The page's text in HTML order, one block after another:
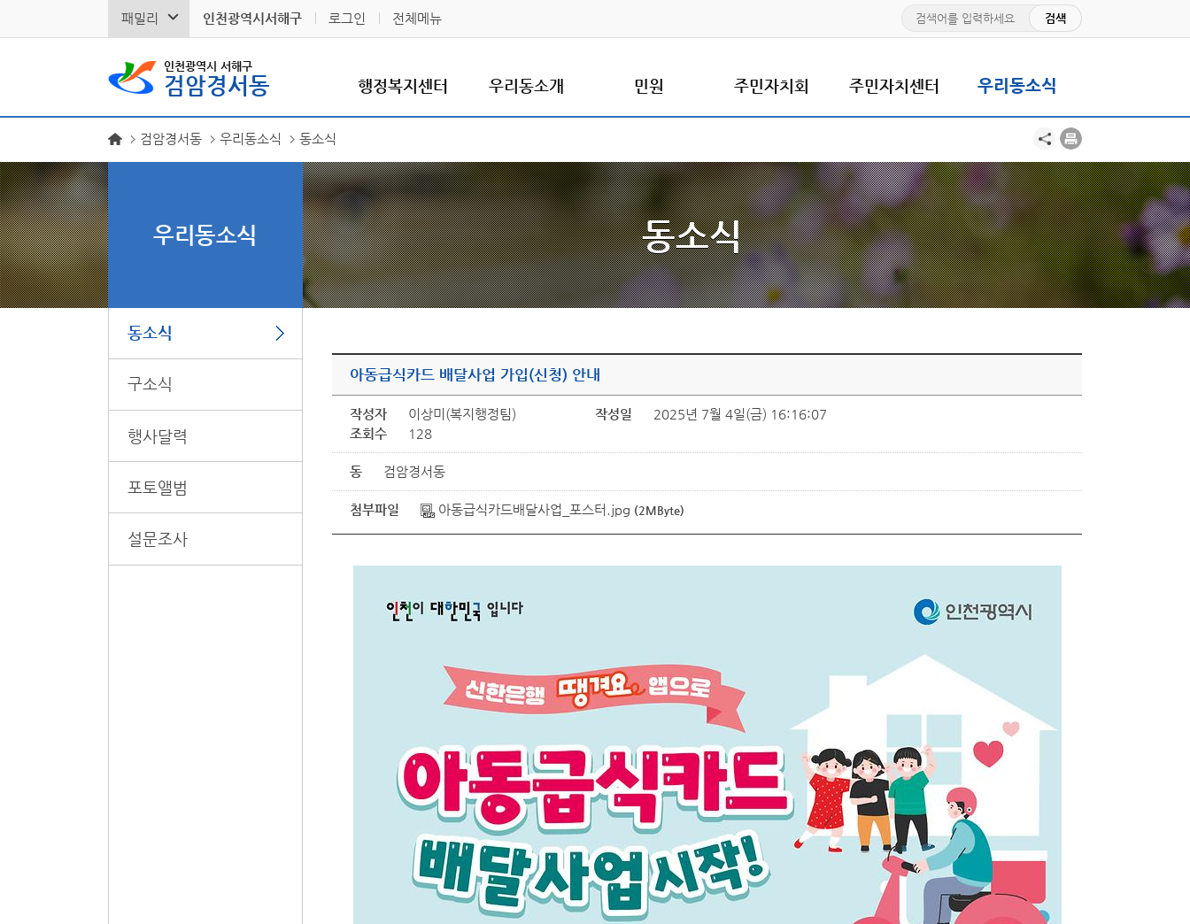
패밀리 인천광역시서해구 로그인 전체메뉴
인천광역시 서해구
검암경서동 행정복지센터 우리동소개 민원 주민자치회 주민자치센터 우리동소식
우리동소식
동소식
구소식
행사달력
포토앨범
설문조사
검암경서동 우리동소식 동소식
동소식
아동급식카드 배달사업 가입(신청) 안내
작성자 이상미(복지행정팀) 작성일
2025년 7월 4일(금) 16:16:07
조회수
128
동 검암경서동
첨부파일 아동급식카드배달사업_포스터.jpg (2MByte)